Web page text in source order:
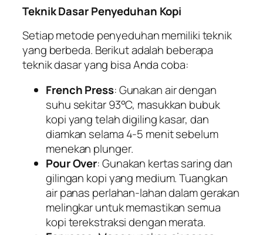
Teknik Dasar Penyeduhan Kopi
Setiap metode penyeduhan memiliki teknik
yang berbeda. Berikut adalah beberapa
teknik dasar yang bisa Anda coba:
French Press: Gunakan air dengan
suhu sekitar 93°C, masukkan bubuk
kopi yang telah digiling kasar, dan
diamkan selama 4-5 menit sebelum
menekan plunger.
Pour Over: Gunakan kertas saring dan
gilingan kopi yang medium. Tuangkan
air panas perlahan-lahan dalam gerakan
melingkar untuk memastikan semua
kopi terekstraksi dengan merata.